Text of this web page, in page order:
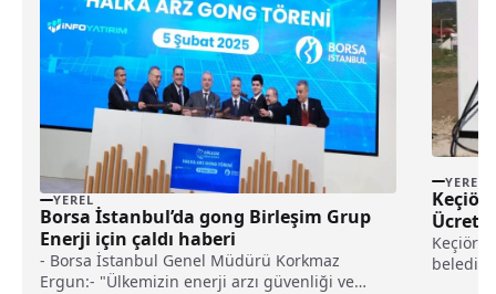
YEREL
Borsa İstanbul’da gong Birleşim Grup
Enerji için çaldı haberi
- Borsa İstanbul Genel Müdürü Korkmaz
Ergun:- "Ülkemizin enerji arzı güvenliği ve
YEREL